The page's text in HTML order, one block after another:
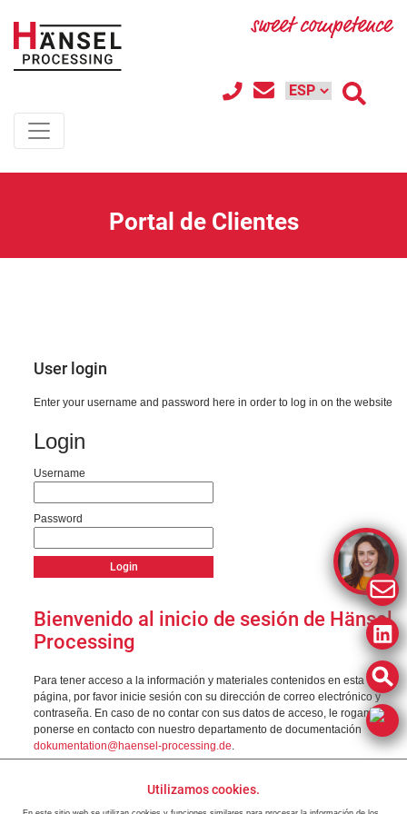
Portal de Clientes
User login
Enter your username and password here in order to log in on the website
Login
Username
Password
Bienvenido al inicio de sesión de Hänsel
Processing
Para tener acceso a la información y materiales contenidos en esta
página, por favor inicie sesión con su dirección de correo electrónico y
contraseña. En caso de no contar con sus datos de acceso, le rogamos
ponerse en contacto con nuestro departamento de documentación
dokumentation@haensel-processing.de.
Utilizamos cookies.